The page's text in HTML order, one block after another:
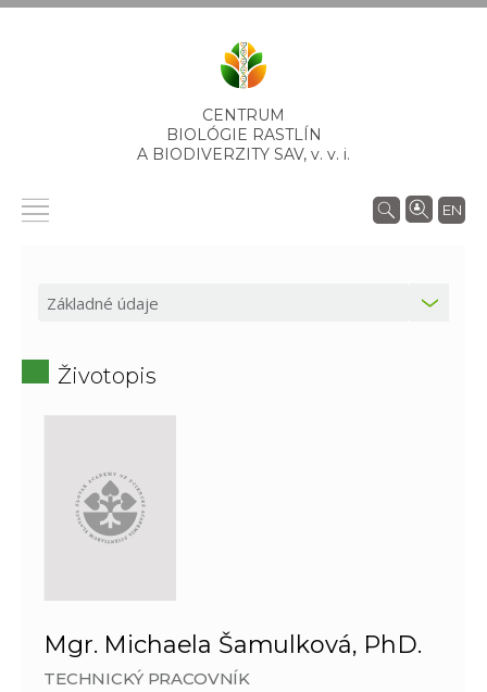
CENTRUM
BIOLÓGIE RASTLÍN
A BIODIVERZITY SAV, v. v. i.
EN
Životopis
Mgr. Michaela Šamulková, PhD.
TECHNICKÝ PRACOVNÍK